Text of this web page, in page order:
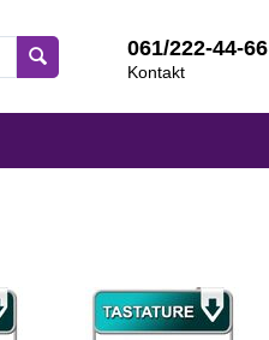
061/222-44-66
Kontakt